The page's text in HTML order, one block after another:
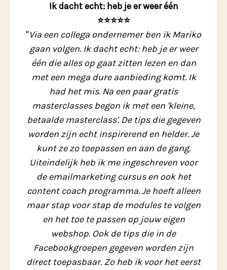
Ik dacht echt: heb je er weer één
⭐️⭐️⭐️⭐️⭐️
"Via een collega ondernemer ben ik Mariko
gaan volgen. Ik dacht echt: heb je er weer
één die alles op gaat zitten lezen en dan
met een mega dure aanbieding komt. Ik
had het mis. Na een paar gratis
masterclasses begon ik met een 'kleine,
betaalde masterclass'. De tips die gegeven
worden zijn echt inspirerend en helder. Je
kunt ze zo toepassen en aan de gang.
Uiteindelijk heb ik me ingeschreven voor
de emailmarketing cursus en ook het
content coach programma. Je hoeft alleen
maar stap voor stap de modules te volgen
en het toe te passen op jouw eigen
webshop. Ook de tips die in de
Facebookgroepen gegeven worden zijn
direct toepasbaar. Zo heb ik voor het eerst